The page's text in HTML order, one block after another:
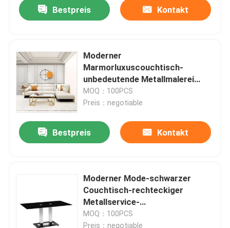
Bestpreis Kontakt
Moderner
Marmorluxuscouchtisch-
unbedeutende Metallmalerei
Soem-Kundenbezogenheit
MOQ：100PCS
Preis：negotiable
Bestpreis Kontakt
Moderner Mode-schwarzer
Couchtisch-rechteckiger
Metallservice-
Spitzenwohnzimmer
MOQ：100PCS
Preis：negotiable